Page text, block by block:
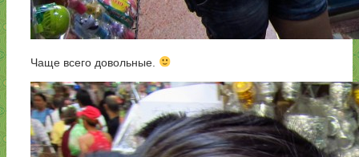
Чаще всего довольные.